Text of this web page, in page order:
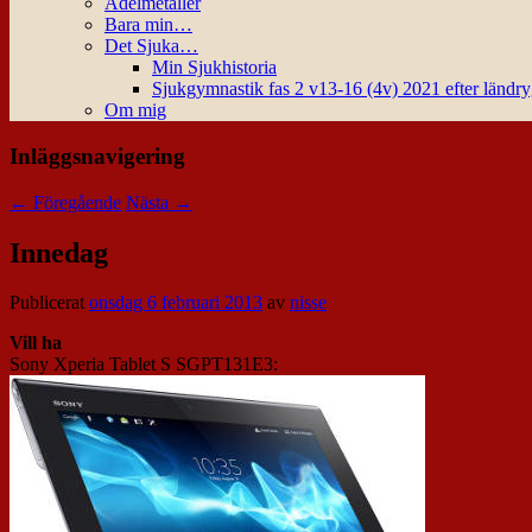
Bara min…
Det Sjuka…
Min Sjukhistoria
Sjukgymnastik fas 2 v13-16 (4v) 2021 efter
Om mig
Inläggsnavigering
← Föregående Nästa →
Innedag
Publiceratonsdag 6 februari 2013 av nisse
Vill ha
Sony Xperia Tablet S SGPT131E3: